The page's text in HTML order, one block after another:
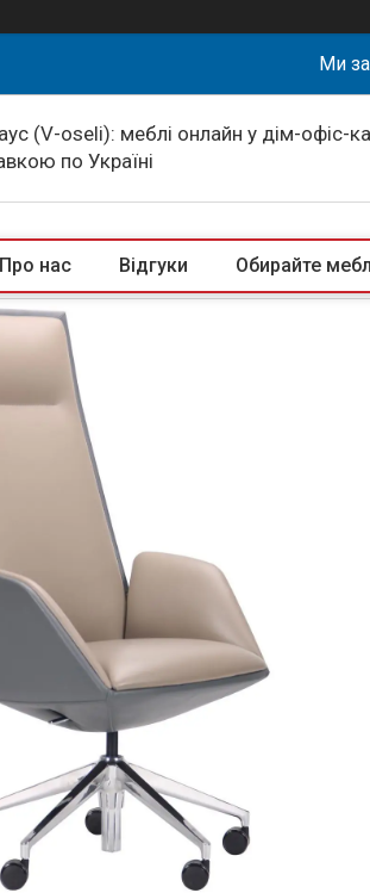
Ми
(V-oseli): меблі онлайн у дім-офіс-
по Україні
Про нас Відгуки Обирайте